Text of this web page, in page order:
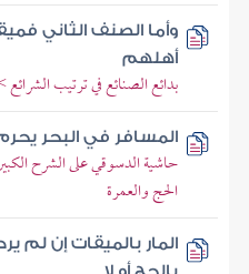
وأما الصنف الثاني
أهلهم
بدائع الصنائع في ترتيب
المسافر في البحر
حاشية الدسوقي على الشرح
الحج والعمرة
المار بالميقات إن لم